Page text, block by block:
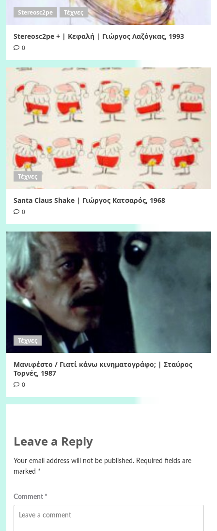
Stereosc2pe Τέχνες
Stereosc2pe + | Κεφαλή | Γιώργος Λαζόγκας, 1993
0
Τέχνες
Santa Claus Shake | Γιώργος Κατσαρός, 1968
0
Τέχνες
Μανιφέστο / Γιατί κάνω κινηματογράφο; | Σταύρος
Τορνές, 1987
0
Leave a Reply
Your email address will not be published. Required fields are
marked *
Comment *